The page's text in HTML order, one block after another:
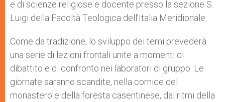
e di scienze religiose e docente presso la sezione S.
Luigi della Facoltà Teologica dell’Italia Meridionale.
Come da tradizione, lo sviluppo dei temi prevederà
una serie di lezioni frontali unite a momenti di
dibattito e di confronto nei laboratori di gruppo. Le
giornate saranno scandite, nella cornice del
monastero e della foresta casentinese, dai ritmi della